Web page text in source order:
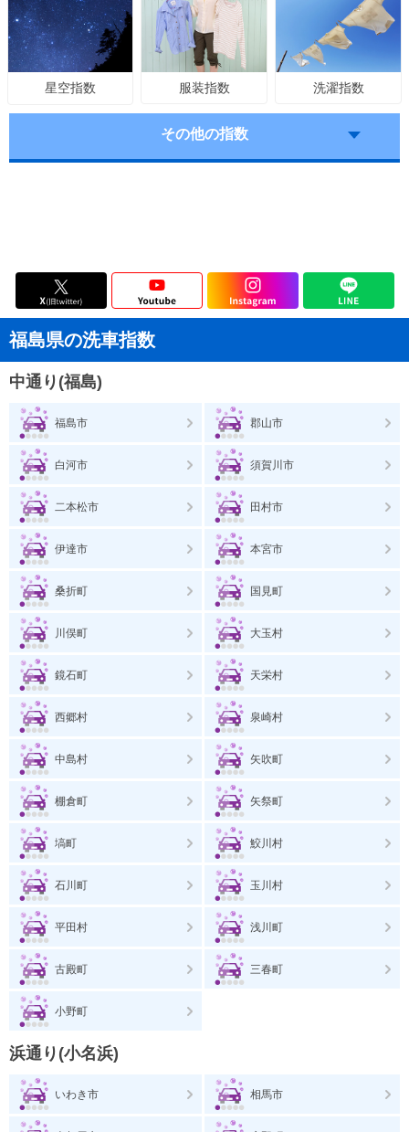
星空指数 服装指数 洗濯指数
その他の指数
福島県の洗車指数
中通り(福島)
福島市 郡山市
白河市 須賀川市
二本松市 田村市
伊達市 本宮市
桑折町 国見町
川俣町 大玉村
鏡石町 天栄村
西郷村 泉崎村
中島村 矢吹町
棚倉町 矢祭町
塙町 鮫川村
石川町 玉川村
平田村 浅川町
古殿町 三春町
小野町
浜通り(小名浜)
いわき市 相馬市